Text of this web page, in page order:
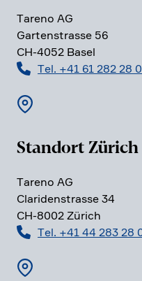
Tareno AG
Garten­strasse 56
CH-4052 Basel
Tel. +41 61 282 28
Standort Zürich
Tareno AG
Clari­den­strasse 34
CH-8002 Zürich
Tel. +41 44 283 28